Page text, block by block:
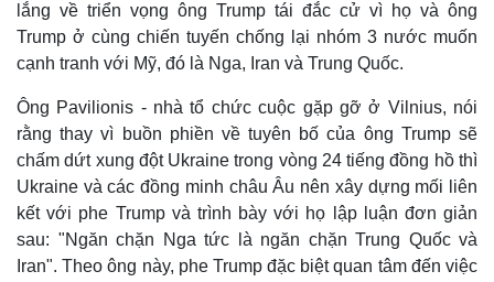
lắng về triển vọng ông Trump tái đắc cử vì họ và ông
Trump ở cùng chiến tuyến chống lại nhóm 3 nước muốn
cạnh tranh với Mỹ, đó là Nga, Iran và Trung Quốc.
Ông Pavilionis - nhà tổ chức cuộc gặp gỡ ở Vilnius, nói
rằng thay vì buồn phiền về tuyên bố của ông Trump sẽ
chấm dứt xung đột Ukraine trong vòng 24 tiếng đồng hồ thì
Ukraine và các đồng minh châu Âu nên xây dựng mối liên
kết với phe Trump và trình bày với họ lập luận đơn giản
sau: "Ngăn chặn Nga tức là ngăn chặn Trung Quốc và
Iran". Theo ông này, phe Trump đặc biệt quan tâm đến việc